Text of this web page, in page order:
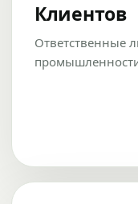
Клиентов
Ответственные